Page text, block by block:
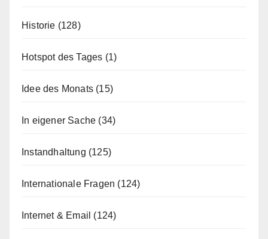
Historie (128)
Hotspot des Tages (1)
Idee des Monats (15)
In eigener Sache (34)
Instandhaltung (125)
Internationale Fragen (124)
Internet & Email (124)